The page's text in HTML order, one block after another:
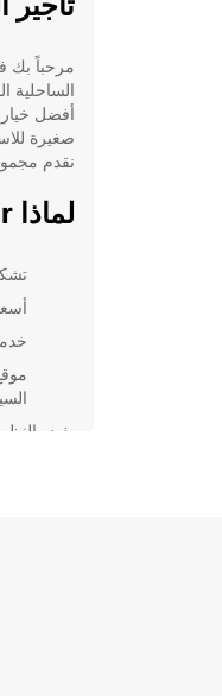
أفضل
صغيرة
نقدم
لماذا Europcar في Kemi؟